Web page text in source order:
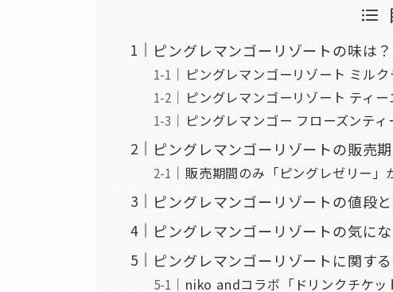
ピングレマンゴーリゾートの味は
ピングレマンゴーリゾート ミルク
ピングレマンゴーリゾート ティー
ピングレマンゴー フローズンティ
ピングレマンゴーリゾートの販売
販売期間のみ「ピングレゼリー」
ピングレマンゴーリゾートの値段
ピングレマンゴーリゾートの気に
ピングレマンゴーリゾートに関す
niko andコラボ「ドリンクチケッ